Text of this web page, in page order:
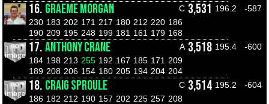
16. GRAEME MORGAN C 3,531 196.2
-587
230 183 202 171 217 180 212 220 186
190 209 195 248 199 181 161 179 168
17.ANTHONY CRANE A 3,518 195.4
-600
184 198 213 255 192 167 185 171 209
189 208 206 154 180 205 194 204 204
18. CRAIG SPROULE C 3,514 195.2
-604
186 182 212 190 157 202 225 257 208